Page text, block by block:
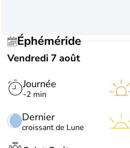
Éphéméride
Vendredi 7 août
Journée
-2 min
Dernier
croissant de Lune